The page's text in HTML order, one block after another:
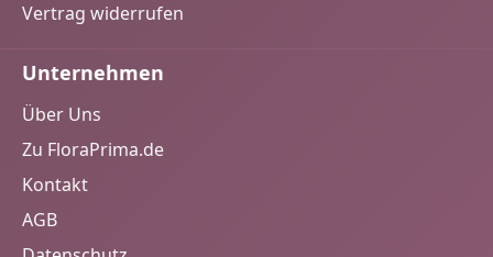
Vertrag widerrufen
Unternehmen
Über Uns
Zu FloraPrima.de
Kontakt
AGB